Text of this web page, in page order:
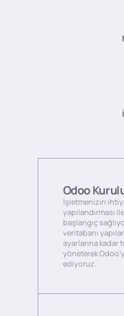
Odoo
İşletmenizin
yapılandırması
başlangıç
veritabanı
ayarlarına kadar
yöneterek
ediyoruz.